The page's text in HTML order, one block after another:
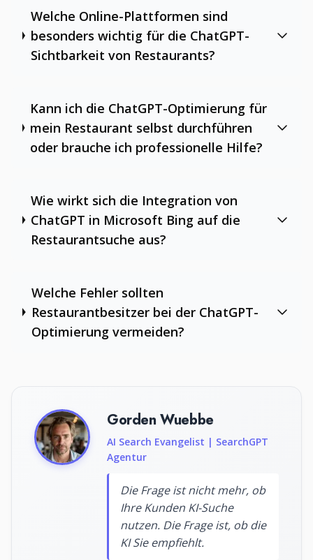
Welche Online-Plattformen sind
besonders wichtig für die ChatGPT-
Sichtbarkeit von Restaurants?
Kann ich die ChatGPT-Optimierung für
mein Restaurant selbst durchführen
oder brauche ich professionelle Hilfe?
Wie wirkt sich die Integration von
ChatGPT in Microsoft Bing auf die
Restaurantsuche aus?
Welche Fehler sollten
Restaurantbesitzer bei der ChatGPT-
Optimierung vermeiden?
Gorden Wuebbe
AI Search Evangelist | SearchGPT
Agentur
Die Frage ist nicht mehr, ob
Ihre Kunden KI-Suche
nutzen. Die Frage ist, ob die
KI Sie empfiehlt.